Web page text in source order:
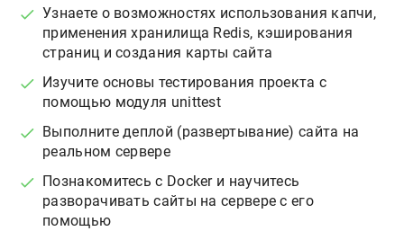
Узнаете о возможностях использования капчи,
применения хранилища Redis, кэширования
страниц и создания карты сайта
Изучите основы тестирования проекта с
помощью модуля unittest
Выполните деплой (развертывание) сайта на
реальном сервере
Познакомитесь с Docker и научитесь
разворачивать сайты на сервере с его
помощью